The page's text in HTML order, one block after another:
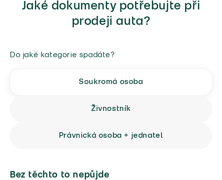
Jaké dokumenty potřebujte při
prodeji auta?
Do jaké kategorie spadáte?
Soukromá osoba
Živnostník
Právnická osoba + jednatel
Bez těchto to nepůjde